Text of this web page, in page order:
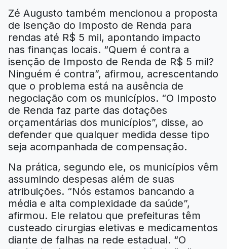
Zé Augusto também mencionou a proposta
de isenção do Imposto de Renda para
rendas até R$ 5 mil, apontando impacto
nas finanças locais. “Quem é contra a
isenção de Imposto de Renda de R$ 5 mil?
Ninguém é contra”, afirmou, acrescentando
que o problema está na ausência de
negociação com os municípios. “O Imposto
de Renda faz parte das dotações
orçamentárias dos municípios”, disse, ao
defender que qualquer medida desse tipo
seja acompanhada de compensação.
Na prática, segundo ele, os municípios vêm
assumindo despesas além de suas
atribuições. “Nós estamos bancando a
média e alta complexidade da saúde”,
afirmou. Ele relatou que prefeituras têm
custeado cirurgias eletivas e medicamentos
diante de falhas na rede estadual. “O